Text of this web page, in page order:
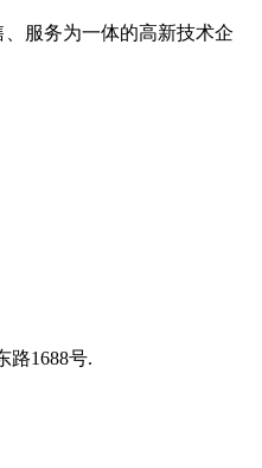
服务为一体的高新技术企
路1688号.